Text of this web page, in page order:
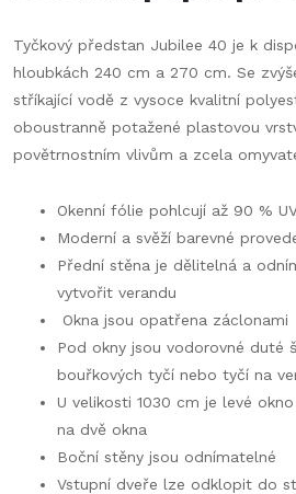
Tyčkový předstan Jubilee 40 je k
hloubkách 240 cm a 270 cm. Se
stříkající vodě z vysoce kvalitní
oboustranně potažené plastovou
povětrnostním vlivům a zcela
Okenní fólie pohlcují až 90 %
Moderní a svěží barevné
Přední stěna je dělitelná a
vytvořit verandu
Okna jsou opatřena záclonami
Pod okny jsou vodorovné duté
bouřkových tyčí nebo tyčí na
U velikosti 1030 cm je levé
na dvě okna
Boční stěny jsou odnímatelné
Vstupní dveře lze odklopit do